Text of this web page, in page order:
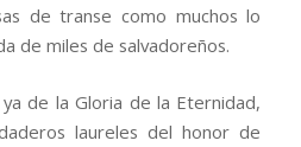
de transe como muchos lo
de miles de salvadoreños.
de la Gloria de la Eternidad,
laureles del honor de